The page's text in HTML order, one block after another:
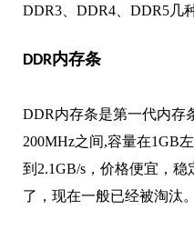
DDR3、DDR4、DDR5几
DDR内存条
DDR内存条是第一代内存
200MHz之间,容量在1GB
到2.1GB/s，价格便宜，
了，现在一般已经被淘汰。